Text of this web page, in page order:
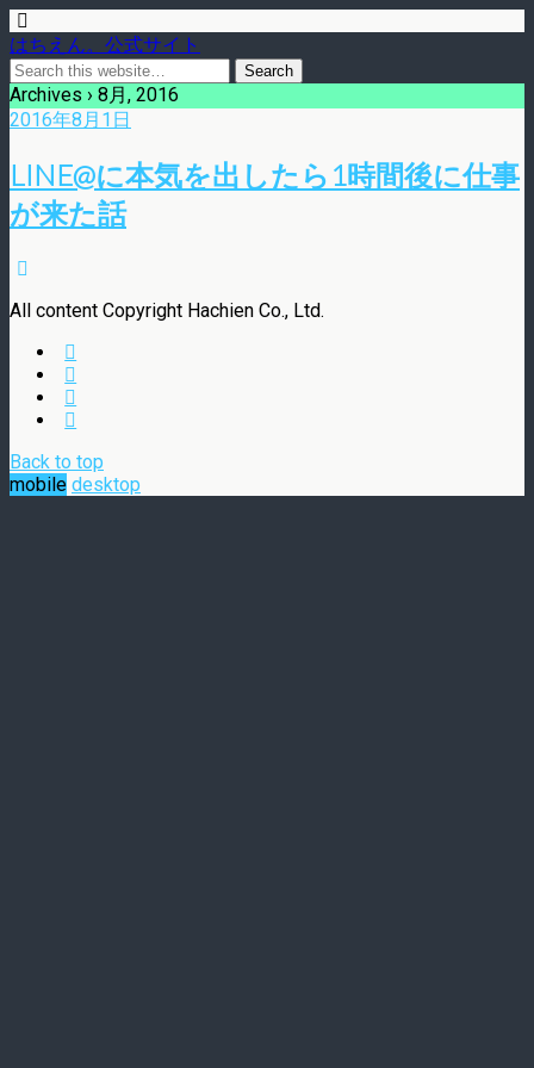
はちえん。公式サイト
Archives › 8月, 2016
2016年8月1日
LINE@に本気を出したら1時間後に仕事
が来た話
All content Copyright Hachien Co., Ltd.
Back to top
mobile desktop